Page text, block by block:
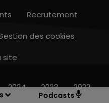
Podcasts
Recrutement
des cookies
site
2024 2023 2022